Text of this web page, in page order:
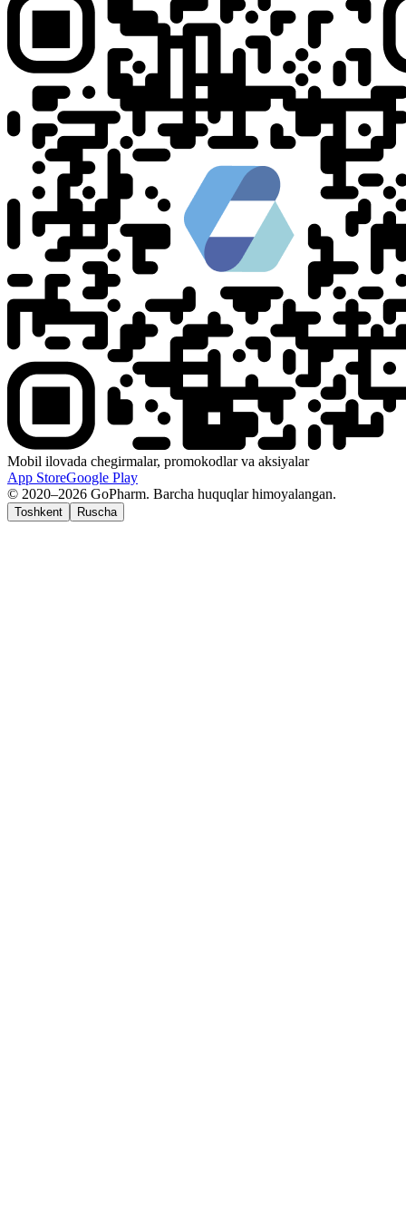
Mobil ilovada chegirmalar, promokodlar va aksiyalar
App StoreGoogle Play
© 2020–2026 GoPharm. Barcha huquqlar himoyalangan.
Toshkent Ruscha